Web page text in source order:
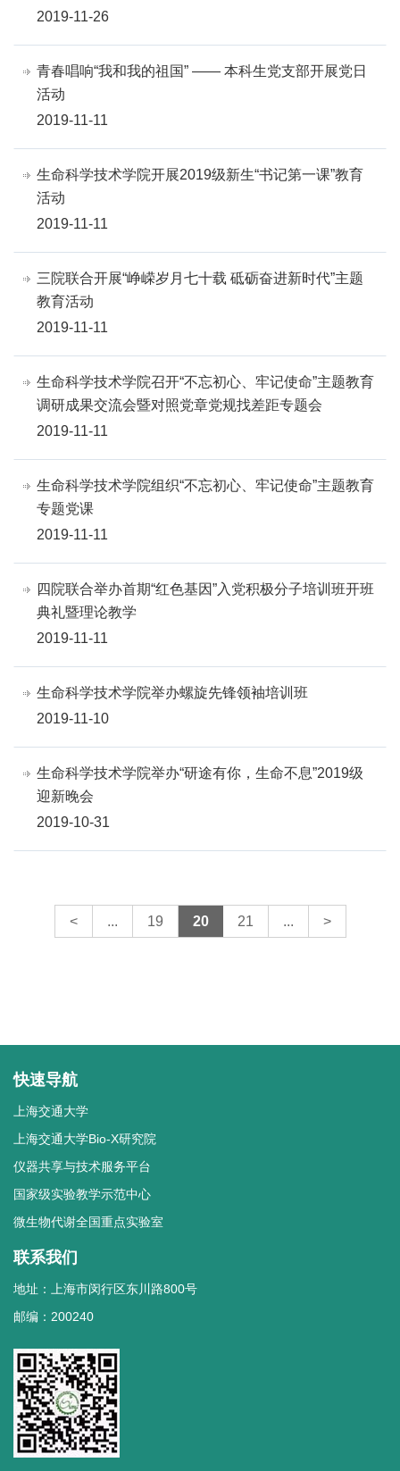
2019-11-26
青春唱响“我和我的祖国” —— 本科生党支部开展党日
活动
2019-11-11
生命科学技术学院开展2019级新生“书记第一课”教育
活动
2019-11-11
三院联合开展“峥嵘岁月七十载 砥砺奋进新时代”主题
教育活动
2019-11-11
生命科学技术学院召开“不忘初心、牢记使命”主题教育
调研成果交流会暨对照党章党规找差距专题会
2019-11-11
生命科学技术学院组织“不忘初心、牢记使命”主题教育
专题党课
2019-11-11
四院联合举办首期“红色基因”入党积极分子培训班开班
典礼暨理论教学
2019-11-11
生命科学技术学院举办螺旋先锋领袖培训班
2019-11-10
生命科学技术学院举办“研途有你，生命不息”2019级
迎新晚会
2019-10-31
< ... 19 20 21 ... >
快速导航
上海交通大学
上海交通大学Bio-X研究院
仪器共享与技术服务平台
国家级实验教学示范中心
微生物代谢全国重点实验室
联系我们
地址：上海市闵行区东川路800号
邮编：200240